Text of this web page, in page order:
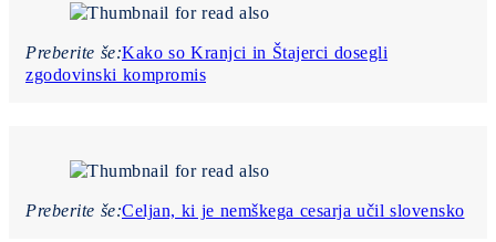
Preberite še:Kako so Kranjci in Štajerci dosegli
zgodovinski kompromis
Preberite še:Celjan, ki je nemškega cesarja učil slovensko